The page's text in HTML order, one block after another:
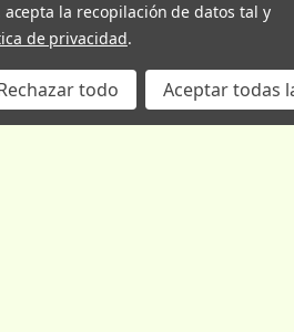
la recopilación de datos tal y
de privacidad.
todo Aceptar todas